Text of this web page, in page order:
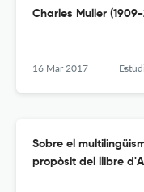
Charles Muller (1909-
16 Mar 2017
Sobre el
propòsit del llibre